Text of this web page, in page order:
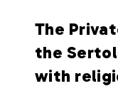
The
the
with